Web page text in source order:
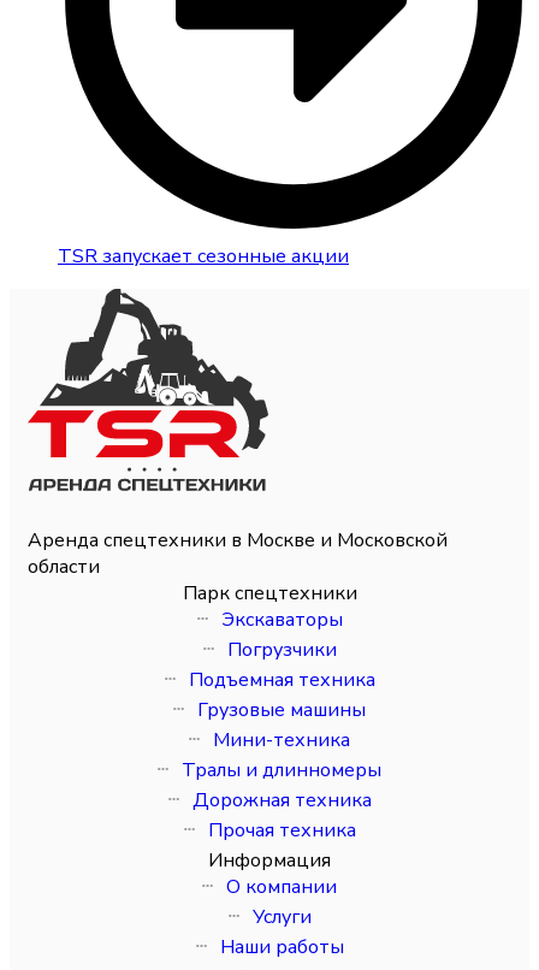
TSR запускает сезонные акции
Аренда спецтехники в Москве и Московской
области
Парк спецтехники
Экскаваторы
Погрузчики
Подъемная техника
Грузовые машины
Мини-техника
Тралы и длинномеры
Дорожная техника
Прочая техника
Информация
О компании
Услуги
Наши работы